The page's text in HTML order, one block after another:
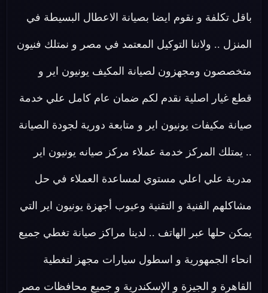
باقل تكلفة و نقوم ايضا بصيانة الاعطال البسيطة في
المنزل .. ولاننا التوكيل المعتمد في مصر و نمتلك فنيون
متخصصون ومجهزون لصيانة المكيف يونيون اير و
قطع غيار اصلية نقدم لكم ضمان عام كامل علي خدمة
صيانة مكيفات يونيون اير و متابعة دورية لجودة الصيانة
.. يمتلك المركز خدمة عملاء مركز صيانه يونيون اير
مدربة علي اعلي مستوي لمساعدة العملاء في حل
مشاكلهم الفنية و التقنية وعيوب أجهزة يونيون اير التي
يمكن حلها عبر الهاتف .. لدينا مراكز صيانة تغطي جميع
انحاء الجمهورية و اسطول سيارات مجهز لتغطية
القاهرة و الجيزة و الإسكندرية و جميع محافظات مصر